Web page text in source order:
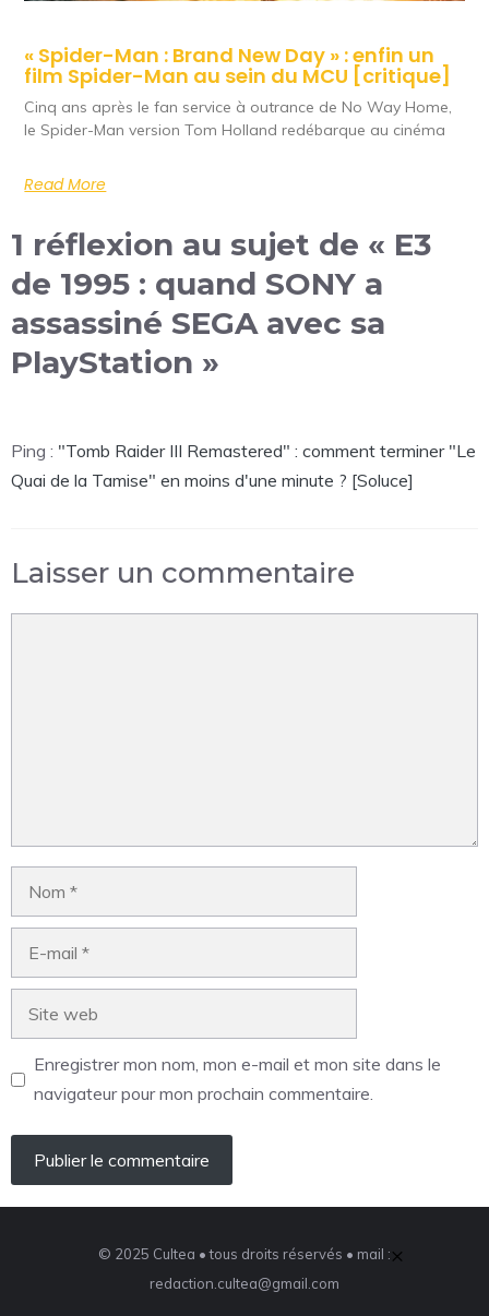
« Spider-Man : Brand New Day » : enfin un
film Spider-Man au sein du MCU [critique]
Cinq ans après le fan service à outrance de No Way Home,
le Spider-Man version Tom Holland redébarque au cinéma
Read More
1 réflexion au sujet de « E3
de 1995 : quand SONY a
assassiné SEGA avec sa
PlayStation »
Ping : "Tomb Raider III Remastered" : comment terminer "Le
Quai de la Tamise" en moins d'une minute ? [Soluce]
Laisser un commentaire
Enregistrer mon nom, mon e-mail et mon site dans le
navigateur pour mon prochain commentaire.
© 2025 Cultea • tous droits réservés • mail :
redaction.cultea@gmail.com
×